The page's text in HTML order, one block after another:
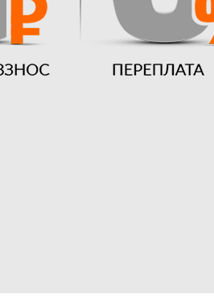
Отзывы
Вакансии
Гарантия лучшей цены